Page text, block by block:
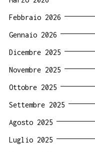
Febbraio 2026
Gennaio 2026
Dicembre 2025
Novembre 2025
Ottobre 2025
Settembre 2025
Agosto 2025
Luglio 2025